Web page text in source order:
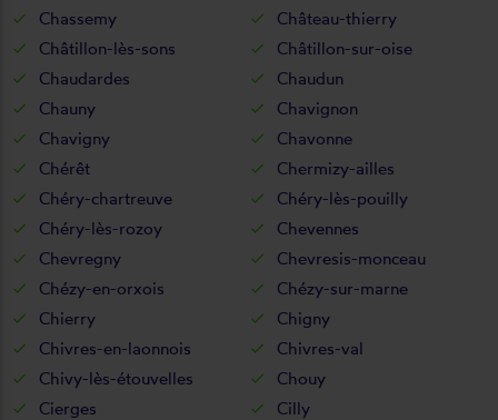
Chassemy
Château-thierry
Châtillon-lès-sons
Châtillon-sur-oise
Chaudardes
Chaudun
Chauny
Chavignon
Chavigny
Chavonne
Chérêt
Chermizy-ailles
Chéry-chartreuve
Chéry-lès-pouilly
Chéry-lès-rozoy
Chevennes
Chevregny
Chevresis-monceau
Chézy-en-orxois
Chézy-sur-marne
Chierry
Chigny
Chivres-en-laonnois
Chivres-val
Chivy-lès-étouvelles
Chouy
Cierges
Cilly